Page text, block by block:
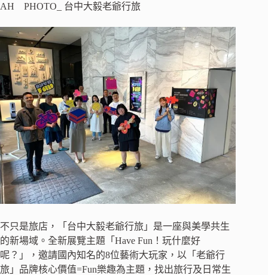
AH PHOTO_ 台中大毅老爺行旅
不只是旅店，「台中大毅老爺行旅」是一座與美學共生
的新場域。全新展覽主題「Have Fun！玩什麼好
呢？」，邀請國內知名的8位藝術大玩家，以「老爺行
旅」品牌核心價值=Fun樂趣為主題，找出旅行及日常生